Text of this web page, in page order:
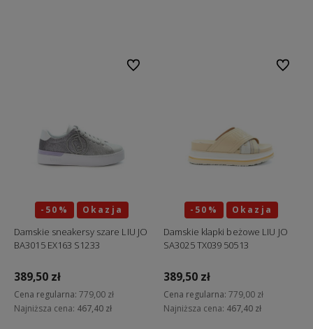
-50% Okazja
Damskie sneakersy szare LIU JO
BA3015 EX163 S1233
389,50 zł
Cena regularna: 779,00 zł
Najniższa cena: 467,40 zł
Do ulubionych
-50% Okazja
Damskie klapki beżowe LIU JO
SA3025 TX039 50513
389,50 zł
Cena regularna: 779,00 zł
Najniższa cena: 467,40 zł
Do